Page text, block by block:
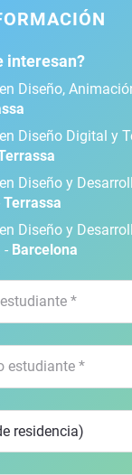
interesan?
Diseño,
Diseño Digital y
Diseño y
Terrassa
Diseño y
- Barcelona